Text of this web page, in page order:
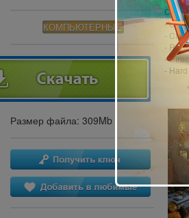
КОМПЬЮТЕРНЫЕ
Размер файла: 309Mb
- OS:
-
-
-
-